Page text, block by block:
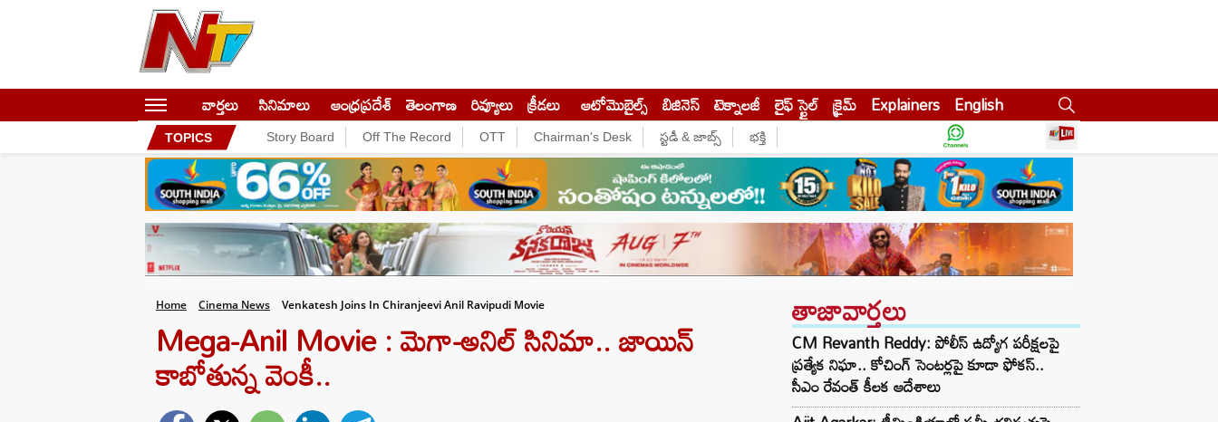
వార్తలు సినిమాలు ఆంధ్రప్రదేశ్ తెలంగాణ రివ్యూలు క్రీడలు ఆటోమొబైల్స్ బిజినెస్‌ టెక్నాలజీ లైఫ్ స్టైల్ క్రైమ్ Explainers English
TOPICS Story Board Off The Record OTT Chairman's Desk స్టడీ & జాబ్స్ భక్తి
Home Cinema News Venkatesh Joins In Chiranjeevi Anil Ravipudi Movie
Mega-Anil Movie : మెగా-అనిల్ సినిమా.. జాయిన్
కాబోతున్న వెంకీ..
తాజావార్తలు
CM Revanth Reddy: పోలీస్ ఉద్యోగ పరీక్షలపై
ప్రత్యేక నిఘా.. కోచింగ్ సెంటర్లపై కూడా ఫోకస్..
సీఎం రేవంత్ కీలక ఆదేశాలు